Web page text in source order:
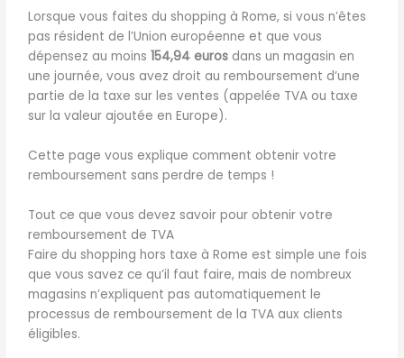
Lorsque vous faites du shopping à Rome, si vous n’êtes
pas résident de l’Union européenne et que vous
dépensez au moins154,94 euros dans un magasin en
une journée, vous avez droit au remboursement d’une
partie de la taxe sur les ventes (appelée TVA ou taxe
sur la valeur ajoutée en Europe).
Cette page vous explique comment obtenir votre
remboursement sans perdre de temps !
Tout ce que vous devez savoir pour obtenir votre
remboursement de TVA
Faire du shopping hors taxe à Rome est simple une fois
que vous savez ce qu’il faut faire, mais de nombreux
magasins n’expliquent pas automatiquement le
processus de remboursement de la TVA aux clients
éligibles.